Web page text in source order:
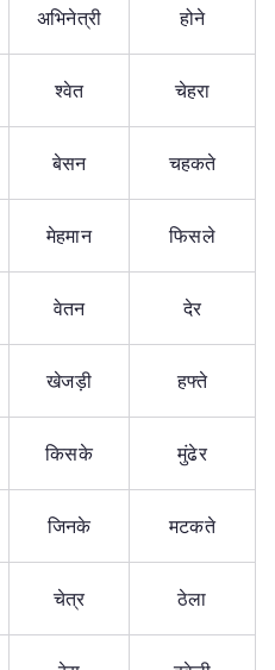
अभिनेत्री होने
श्वेत चेहरा
बेसन चहकते
मेहमान फिसले
वेतन देर
खेजड़ी हफ्ते
किसके मुंढेर
जिनके मटकते
चेत्र ठेला